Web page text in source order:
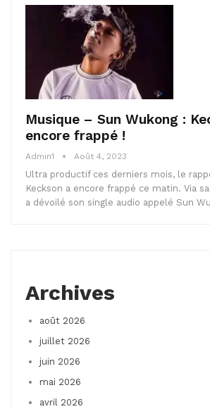
Musique – Sun Wukong :
encore frappé !
Admin1 Août 4, 2023
Ultra productif ces derniers mois, le
Keckson a encore frappé ce matin. Via
a dévoilé son single audio appelé Sun
Archives
août 2026
juillet 2026
juin 2026
mai 2026
avril 2026